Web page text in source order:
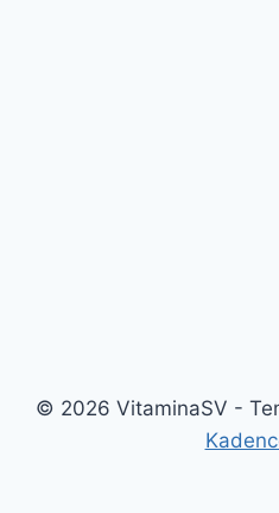
© 2026 VitaminaSV -